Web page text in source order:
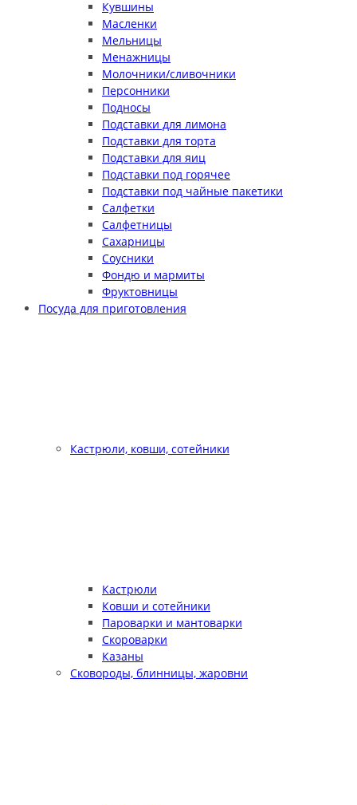
Кувшины
Масленки
Мельницы
Менажницы
Молочники/сливочники
Персонники
Подносы
Подставки для лимона
Подставки для торта
Подставки для яиц
Подставки под горячее
Подставки под чайные пакетики
Салфетки
Салфетницы
Сахарницы
Соусники
Фондю и мармиты
Фруктовницы
Посуда для приготовления
Кастрюли, ковши, сотейники
Кастрюли
Ковши и сотейники
Пароварки и мантоварки
Скороварки
Казаны
Сковороды, блинницы, жаровни